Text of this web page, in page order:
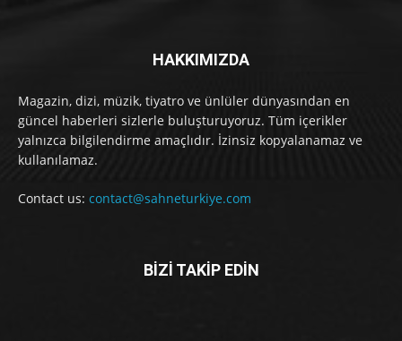
HAKKIMIZDA
Magazin, dizi, müzik, tiyatro ve ünlüler dünyasından en
güncel haberleri sizlerle buluşturuyoruz. Tüm içerikler
yalnızca bilgilendirme amaçlıdır. İzinsiz kopyalanamaz ve
kullanılamaz.
Contact us: contact@sahneturkiye.com
BİZİ TAKİP EDİN